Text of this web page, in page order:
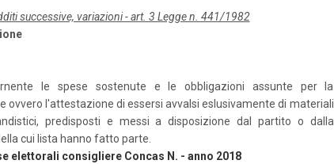
successive, variazioni - art. 3 Legge n. 441/1982
le spese sostenute e le obbligazioni assunte per la
ovvero l'attestazione di essersi avvalsi eslusivamente di materiali
predisposti e messi a disposizione dal partito o dalla
cui lista hanno fatto parte.
elettorali consigliere Concas N. - anno 2018